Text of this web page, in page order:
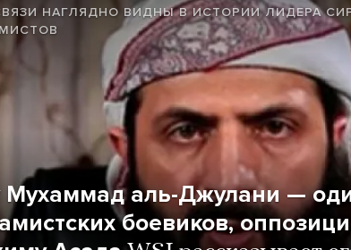
НАГЛЯДНО ВИДНЫ В ИСТОРИИ ЛИДЕРА
Мухаммад аль-Джулани —
боевиков,